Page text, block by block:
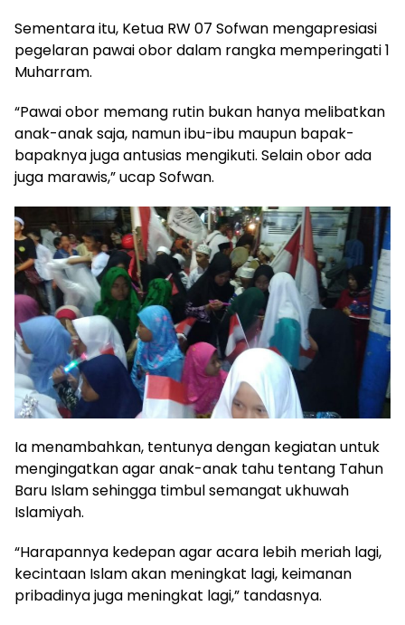
Sementara itu, Ketua RW 07 Sofwan mengapresiasi
pegelaran pawai obor dalam rangka memperingati 1
Muharram.
“Pawai obor memang rutin bukan hanya melibatkan
anak-anak saja, namun ibu-ibu maupun bapak-
bapaknya juga antusias mengikuti. Selain obor ada
juga marawis,” ucap Sofwan.
Ia menambahkan, tentunya dengan kegiatan untuk
mengingatkan agar anak-anak tahu tentang Tahun
Baru Islam sehingga timbul semangat ukhuwah
Islamiyah.
“Harapannya kedepan agar acara lebih meriah lagi,
kecintaan Islam akan meningkat lagi, keimanan
pribadinya juga meningkat lagi,” tandasnya.